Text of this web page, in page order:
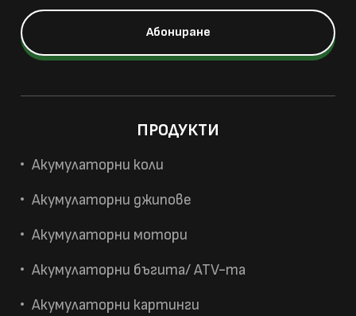
ПРОДУКТИ
Акумулаторни коли
Акумулаторни джипове
Акумулаторни мотори
Акумулаторни бъгита/ ATV-та
Акумулаторни картинги